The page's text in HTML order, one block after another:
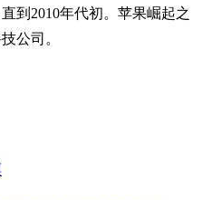
到2010年代初。苹果崛起之
公司。